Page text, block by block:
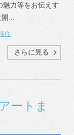
魅力等をお伝えす
...
住
さらに見る
ートま